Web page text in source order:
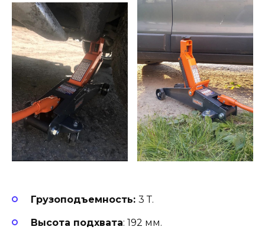
Грузоподъемность: 3 Т.
Высота подхвата: 192 мм.